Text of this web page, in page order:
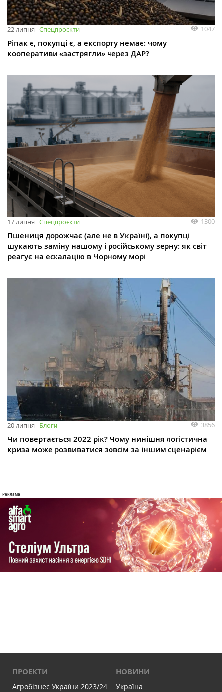
22 липня Спецпроєкти 1047
Ріпак є, покупці є, а експорту немає: чому
кооперативи «застрягли» через ДАР?
17 липня Спецпроєкти 1300
Пшениця дорожчає (але не в Україні), а покупці
шукають заміну нашому і російському зерну: як світ
реагує на ескалацію в Чорному морі
20 липня Блоги 3856
Чи повертається 2022 рік? Чому нинішня логістична
криза може розвиватися зовсім за іншим сценарієм
ПРОЕКТИ
Агробізнес України 2023/24
НОВИНИ
Україна